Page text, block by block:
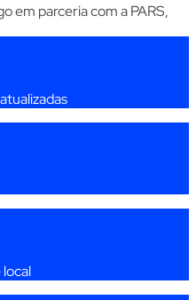
em parceria com a PARS,